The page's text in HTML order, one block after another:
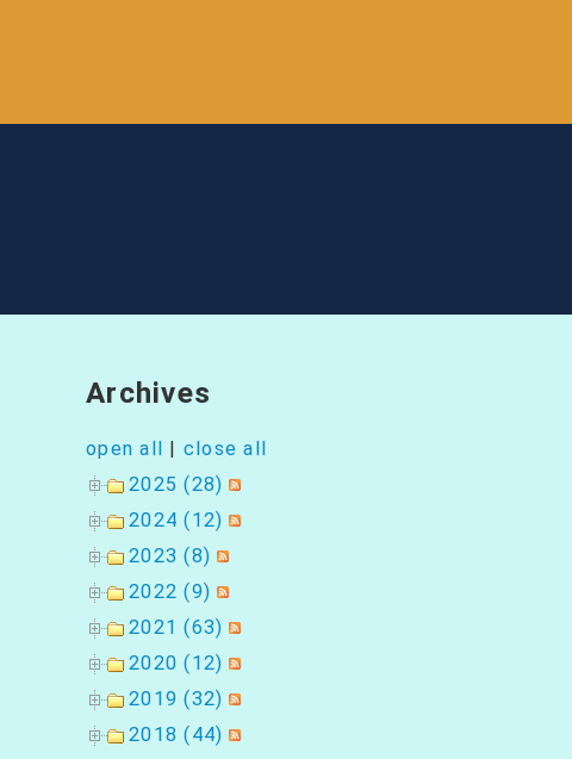
ビ
ョ
ン
Archives
open all
close all
2025 (28)
2024 (12)
2023 (8)
2022 (9)
2021 (63)
2020 (12)
2019 (32)
2018 (44)